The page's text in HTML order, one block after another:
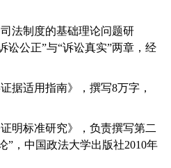
法制度的基础理论问题研
讼公正”与“诉讼真实”两章，经
据适用指南》，撰写8万字，
明标准研究》，负责撰写第二
”，中国政法大学出版社2010年